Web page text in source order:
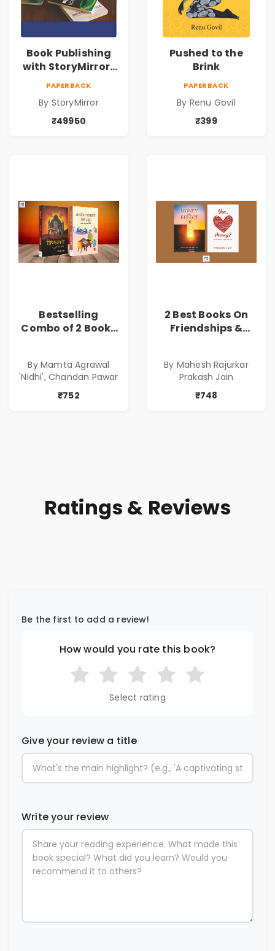
Book Publishing
with StoryMirror |
49950
PAPERBACK
By StoryMirror
₹49950
Pushed to the
Brink
PAPERBACK
By Renu Govil
₹399
Bestselling
Combo of 2 Books
( सर्वोत्कृष्ट कादंबरी
आणि प्रभावशाली
कथांचा संच )
By Mamta Agrawal
'Nidhi', Chandan Pawar
₹752
2 Best Books On
Friendships &
of Power, Love &
Greed | Simplest
Way to Grow Your
By Mahesh Rajurkar
Prakash Jain
₹748
Ratings & Reviews
Be the first to add a review!
How would you rate this book?
Select rating
Give your review a title
Write your review